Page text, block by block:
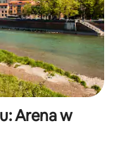
Arena w